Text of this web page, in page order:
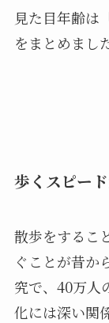
見た目年齢は
をまとめまし
歩くスピー
散歩をするこ
ぐことが昔か
究で、40万人
化には深い関